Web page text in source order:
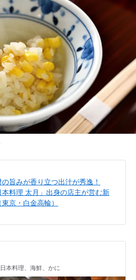
の旨みが香り立つ出汁が秀逸！
本料理 太月」出身の店主が営む新
東京・白金高輪）
本料理、海鮮、かに